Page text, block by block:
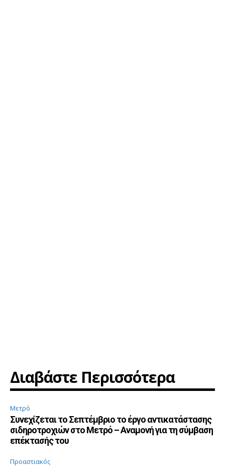
Διαβάστε Περισσότερα
Μετρό
Συνεχίζεται το Σεπτέμβριο το έργο αντικατάστασης
σιδηροτροχιών στο Μετρό – Αναμονή για τη σύμβαση
επέκτασής του
Προαστιακός